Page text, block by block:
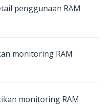
penggunaan RAM
monitoring RAM
monitoring RAM